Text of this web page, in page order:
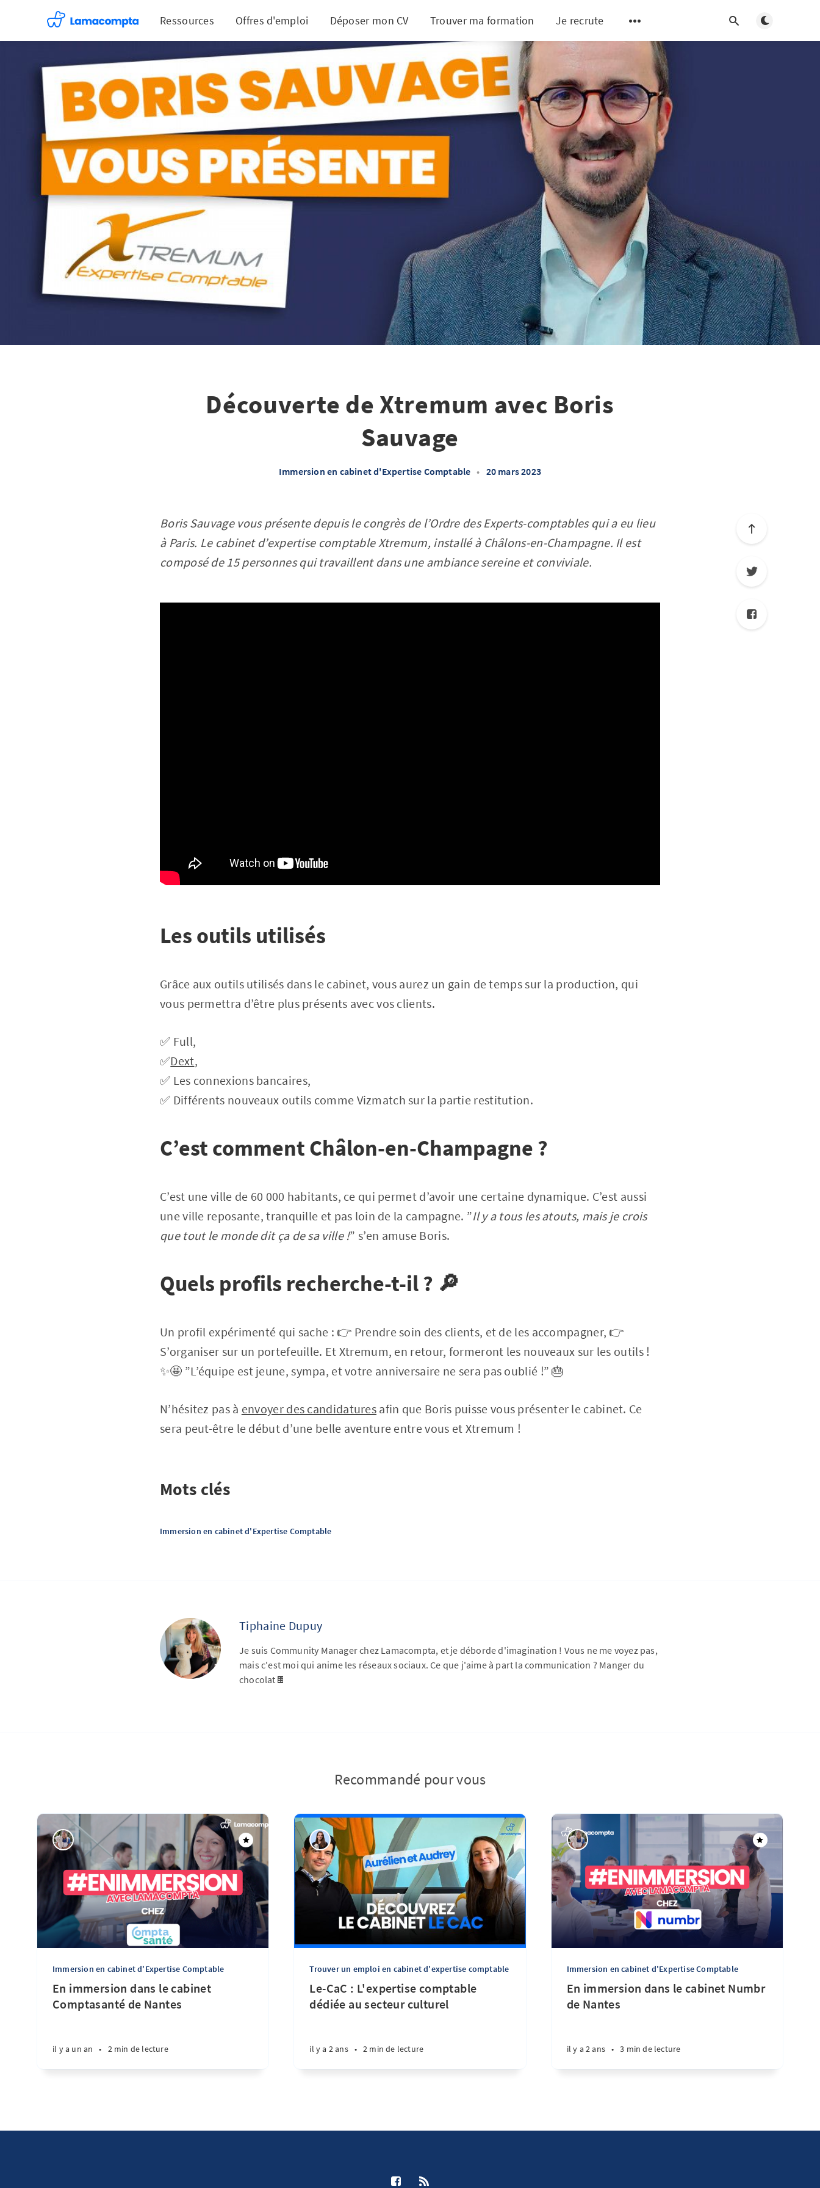
Ressources Offres d'emploi Déposer mon CV Trouver ma formation Je recrute Basculer en
Découverte de Xtremum avec Boris
Sauvage
Immersion en cabinet d'Expertise Comptable • 20 mars 2023
Boris Sauvage vous présente depuis le congrès de l’Ordre des Experts-comptables qui a eu lieu
à Paris. Le cabinet d’expertise comptable Xtremum, installé à Châlons-en-Champagne. Il est
composé de 15 personnes qui travaillent dans une ambiance sereine et conviviale.
Les outils utilisés
Grâce aux outils utilisés dans le cabinet, vous aurez un gain de temps sur la production, qui
vous permettra d’être plus présents avec vos clients.
✅ Full,
✅Dext,
✅ Les connexions bancaires,
✅ Différents nouveaux outils comme Vizmatch sur la partie restitution.
C’est comment Châlon-en-Champagne ?
C’est une ville de 60 000 habitants, ce qui permet d’avoir une certaine dynamique. C’est aussi
une ville reposante, tranquille et pas loin de la campagne. ”Il y a tous les atouts, mais je crois
que tout le monde dit ça de sa ville !” s’en amuse Boris.
Quels profils recherche-t-il ? 🔎
Un profil expérimenté qui sache : 👉 Prendre soin des clients, et de les accompagner, 👉
S’organiser sur un portefeuille. Et Xtremum, en retour, formeront les nouveaux sur les outils !
✨🤩 ”L’équipe est jeune, sympa, et votre anniversaire ne sera pas oublié !” 🎂
N’hésitez pas à envoyer des candidatures afin que Boris puisse vous présenter le cabinet. Ce
sera peut-être le début d’une belle aventure entre vous et Xtremum !
Mots clés
Immersion en cabinet d'Expertise Comptable
Tiphaine Dupuy
Je suis Community Manager chez Lamacompta, et je déborde d'imagination ! Vous ne me voyez pas,
mais c'est moi qui anime les réseaux sociaux. Ce que j'aime à part la communication ? Manger du
chocolat🍫
Recommandé pour vous
Immersion en cabinet d'Expertise Comptable
En immersion dans le cabinet
Comptasanté de Nantes
il y a un an • 2 min de lecture
Trouver un emploi en cabinet d'expertise comptable
Le-CaC : L'expertise comptable
dédiée au secteur culturel
il y a 2 ans • 2 min de lecture
Immersion en cabinet d'Expertise Comptable
En immersion dans le cabinet Numbr
de Nantes
il y a 2 ans • 3 min de lecture